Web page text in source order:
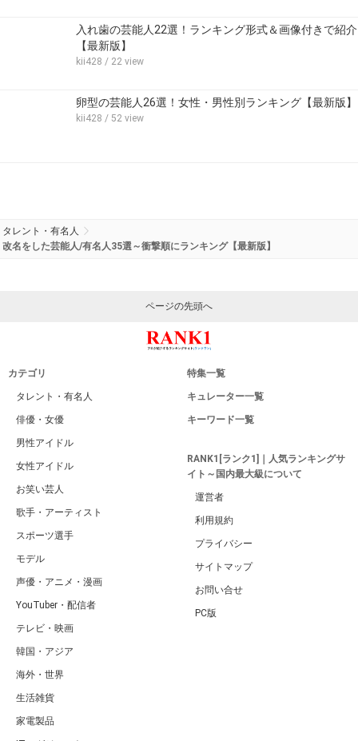
入れ歯の芸能人22選！ランキング形式＆画像付きで紹介
【最新版】
kii428 / 22 view
卵型の芸能人26選！女性・男性別ランキング【最新版】
kii428 / 52 view
タレント・有名人
改名をした芸能人/有名人35選～衝撃順にランキング【最新版】
ページの先頭へ
カテゴリ
タレント・有名人
俳優・女優
男性アイドル
女性アイドル
お笑い芸人
歌手・アーティスト
スポーツ選手
モデル
声優・アニメ・漫画
YouTuber・配信者
テレビ・映画
韓国・アジア
海外・世界
生活雑貨
家電製品
特集一覧
キュレーター一覧
キーワード一覧
RANK1[ランク1]｜人気ランキングサ
イト～国内最大級について
運営者
利用規約
プライバシー
サイトマップ
お問い合せ
PC版